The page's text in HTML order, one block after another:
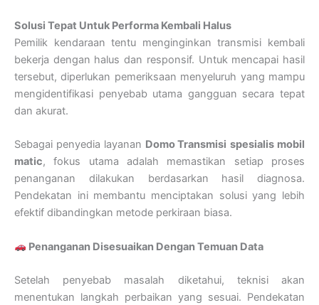
Solusi Tepat Untuk Performa Kembali Halus
Pemilik kendaraan tentu menginginkan transmisi kembali
bekerja dengan halus dan responsif. Untuk mencapai hasil
tersebut, diperlukan pemeriksaan menyeluruh yang mampu
mengidentifikasi penyebab utama gangguan secara tepat
dan akurat.
Sebagai penyedia layanan Domo Transmisi spesialis mobil
matic, fokus utama adalah memastikan setiap proses
penanganan dilakukan berdasarkan hasil diagnosa.
Pendekatan ini membantu menciptakan solusi yang lebih
efektif dibandingkan metode perkiraan biasa.
Penanganan Disesuaikan Dengan Temuan Data
Setelah penyebab masalah diketahui, teknisi akan
menentukan langkah perbaikan yang sesuai. Pendekatan